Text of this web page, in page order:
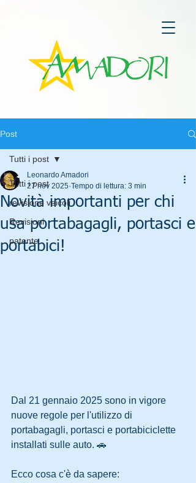
Post
Tutti i post
revisione veicoli
Revisioni
patente
Tutti i post
Novità importanti per chi
usa portabagagli, portasci e
portabici!
Leonardo Amadori
27 nov 2025 Tempo di lettura: 3 min
Dal 21 gennaio 2025 sono in vigore
nuove regole per l'utilizzo di
portabagagli, portasci e portabiciclette
installati sulle auto. 🚗
Ecco cosa c'è da sapere: